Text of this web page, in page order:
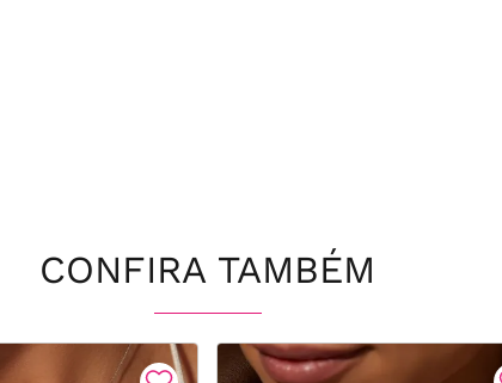
CONFIRA TAMBÉM